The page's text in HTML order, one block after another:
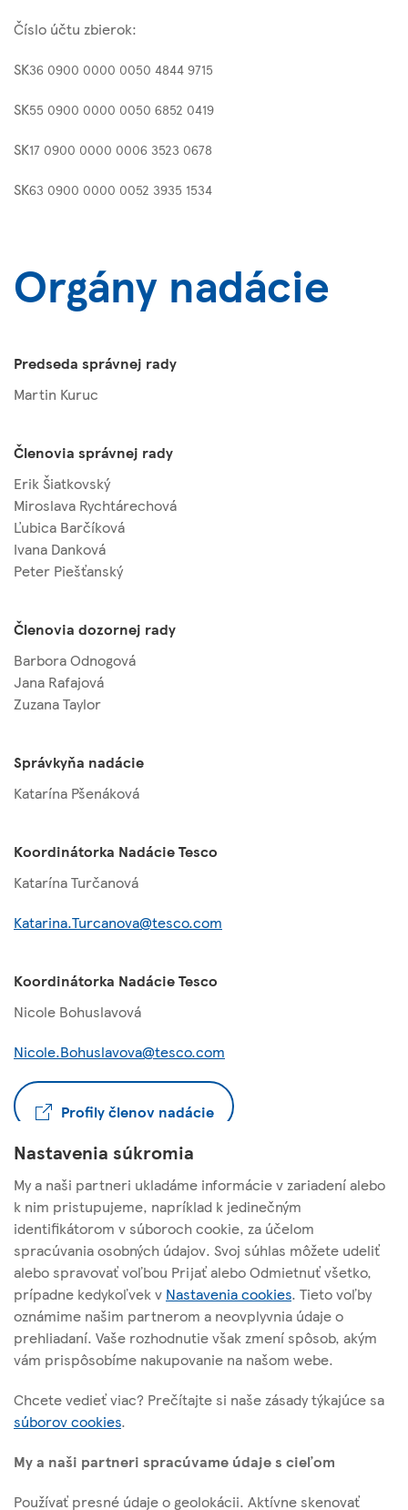
Číslo účtu zbierok:
SK36 0900 0000 0050 4844 9715
SK55 0900 0000 0050 6852 0419
SK17 0900 0000 0006 3523 0678
SK63 0900 0000 0052 3935 1534
Orgány nadácie
Predseda správnej rady
Martin Kuruc
Členovia správnej rady
Erik Šiatkovský
Miroslava Rychtárechová
Ľubica Barčíková
Ivana Danková
Peter Piešťanský
Členovia dozornej rady
Barbora Odnogová
Jana Rafajová
Zuzana Taylor
Správkyňa nadácie
Katarína Pšenáková
Koordinátorka Nadácie Tesco
Katarína Turčanová
Katarina.Turcanova@tesco.com
Koordinátorka Nadácie Tesco
Nicole Bohuslavová
Nicole.Bohuslavova@tesco.com
Profily členov nadácie
TESCO STORES SR, a. s.
Cesta na Senec 2
821 04 Bratislava
Užitočné linky
Nastavenia súkromia
My a naši partneri ukladáme informácie v zariadení alebo
k nim pristupujeme, napríklad k jedinečným
identifikátorom v súboroch cookie, za účelom
spracúvania osobných údajov. Svoj súhlas môžete udeliť
alebo spravovať voľbou Prijať alebo Odmietnuť všetko,
prípadne kedykoľvek v Nastavenia cookies. Tieto voľby
oznámime našim partnerom a neovplyvnia údaje o
prehliadaní. Vaše rozhodnutie však zmení spôsob, akým
vám prispôsobíme nakupovanie na našom webe.
Chcete vedieť viac? Prečítajte si naše zásady týkajúce sa
súborov cookies.
My a naši partneri spracúvame údaje s cieľom
Používať presné údaje o geolokácii. Aktívne skenovať